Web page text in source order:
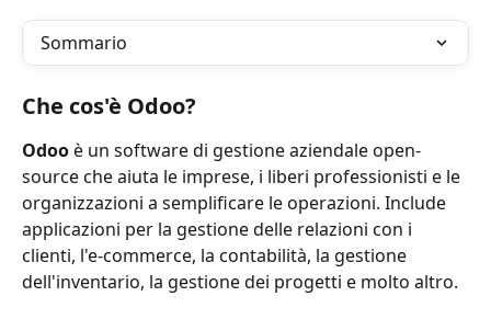
Sommario
Che cos'è Odoo?
Odoo è un software di gestione aziendale open-
source che aiuta le imprese, i liberi professionisti e le
organizzazioni a semplificare le operazioni. Include
applicazioni per la gestione delle relazioni con i
clienti, l'e-commerce, la contabilità, la gestione
dell'inventario, la gestione dei progetti e molto altro.